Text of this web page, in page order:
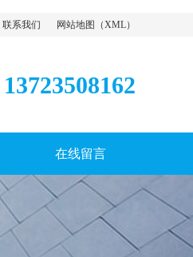
联系我们 网站地图 （XML）
13723508162
在线留言